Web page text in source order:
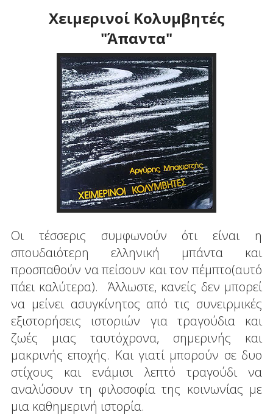
Χειμερινοί Κολυμβητές
"Άπαντα"
Οι τέσσερις συμφωνούν ότι είναι η
σπουδαιότερη ελληνική μπάντα και
προσπαθούν να πείσουν και τον πέμπτο(αυτό
πάει καλύτερα). Άλλωστε, κανείς δεν μπορεί
να μείνει ασυγκίνητος από τις συνειρμικές
εξιστορήσεις ιστοριών για τραγούδια και
ζωές μιας ταυτόχρονα, σημερινής και
μακρινής εποχής. Και γιατί μπορούν σε δυο
στίχους και ενάμισι λεπτό τραγούδι να
αναλύσουν τη φιλοσοφία της κοινωνίας με
μια καθημερινή ιστορία.